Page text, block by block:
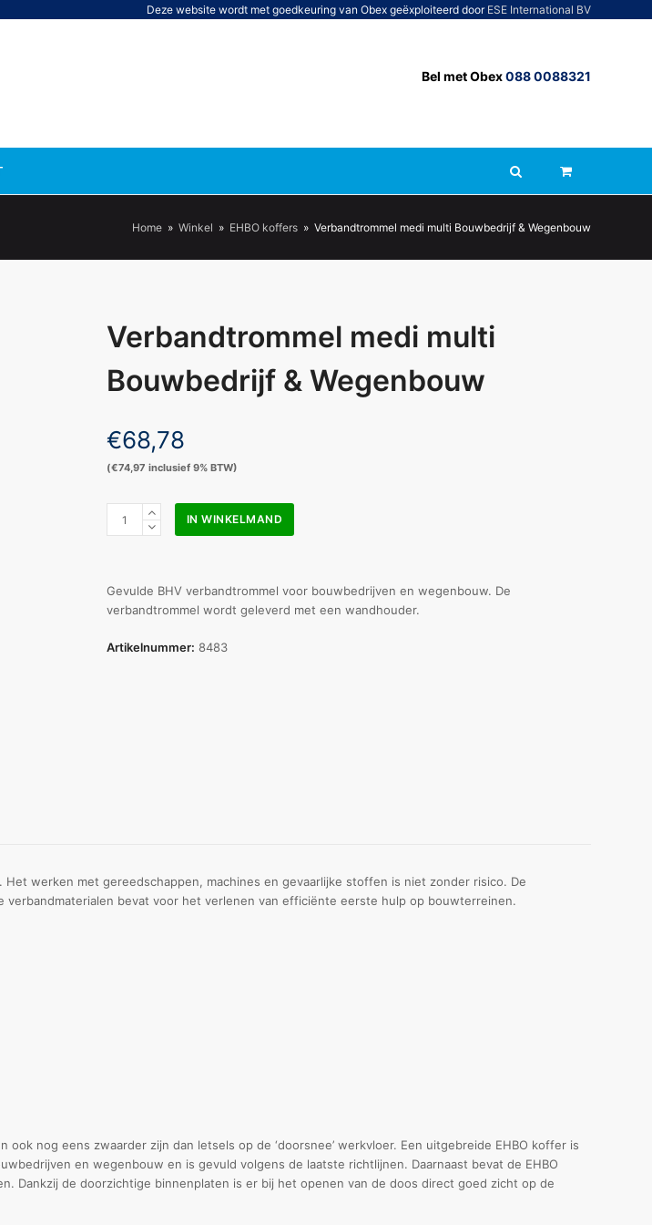
Deze website wordt met goedkeuring van Obex geëxploiteerd door ESE International BV
Bel met Obex088 0088321
Home » Winkel » EHBO koffers » Verbandtrommel medi multi Bouwbedrijf & Wegenbouw
Verbandtrommel medi multi
Bouwbedrijf & Wegenbouw
€68,78
(€74,97 inclusief 9% BTW)
Verbandtrommel
&
Wegenbouw
IN WINKELMAND
Gevulde BHV verbandtrommel voor bouwbedrijven en wegenbouw. De
verbandtrommel wordt geleverd met een wandhouder.
Artikelnummer: 8483
werken met gereedschappen, machines en gevaarlijke stoffen is niet zonder risico. De
bevat voor het verlenen van efficiënte eerste hulp op bouwterreinen.
nog eens zwaarder zijn dan letsels op de ‘doorsnee’ werkvloer. Een uitgebreide EHBO koffer is
en wegenbouw en is gevuld volgens de laatste richtlijnen. Daarnaast bevat de EHBO
Dankzij de doorzichtige binnenplaten is er bij het openen van de doos direct goed zicht op de